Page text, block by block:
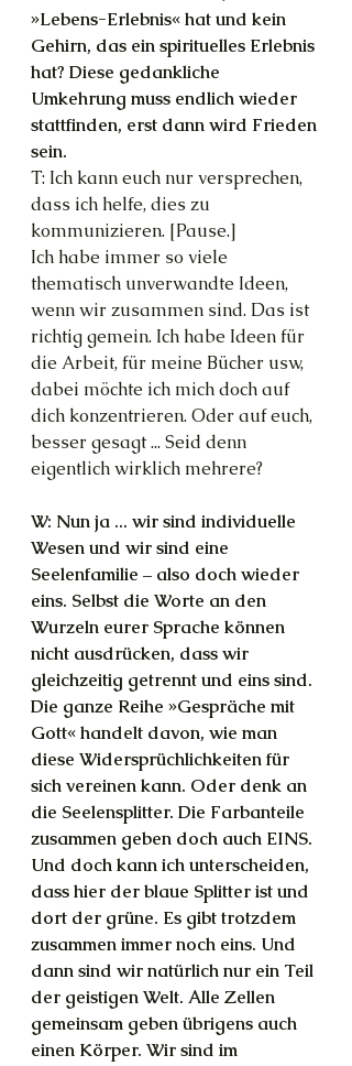
»Lebens-Erlebnis« hat und kein
Gehirn, das ein spirituelles Erlebnis
hat? Diese gedankliche
Umkehrung muss endlich wieder
stattfinden, erst dann wird Frieden
sein.
T: Ich kann euch nur versprechen,
dass ich helfe, dies zu
kommunizieren. [Pause.]
Ich habe immer so viele
thematisch unverwandte Ideen,
wenn wir zusammen sind. Das ist
richtig gemein. Ich habe Ideen für
die Arbeit, für meine Bücher usw,
dabei möchte ich mich doch auf
dich konzentrieren. Oder auf euch,
besser gesagt ... Seid denn
eigentlich wirklich mehrere?
W: Nun ja ... wir sind individuelle
Wesen und wir sind eine
Seelenfamilie – also doch wieder
eins. Selbst die Worte an den
Wurzeln eurer Sprache können
nicht ausdrücken, dass wir
gleichzeitig getrennt und eins sind.
Die ganze Reihe »Gespräche mit
Gott« handelt davon, wie man
diese Widersprüchlichkeiten für
sich vereinen kann. Oder denk an
die Seelensplitter. Die Farbanteile
zusammen geben doch auch EINS.
Und doch kann ich unterscheiden,
dass hier der blaue Splitter ist und
dort der grüne. Es gibt trotzdem
zusammen immer noch eins. Und
dann sind wir natürlich nur ein Teil
der geistigen Welt. Alle Zellen
gemeinsam geben übrigens auch
einen Körper. Wir sind im